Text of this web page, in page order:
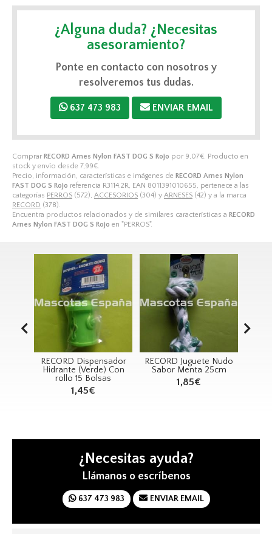
Comprar RECORD Arnes Nylon FAST DOG S Rojo por 9,07€ . Producto en
stock y envío desde 7,99€
Precio, información, características e imágenes de RECORD Arnes Nylon
FAST DOG S Rojo referencia R3114.2R, EAN 8011391010655, pertenece a las
categorías PERROS (572), ACCESORIOS (304) y ARNESES (42) y a la marca
RECORD (378).
Encuentra productos relacionados y de similares características a RECORD
Arnes Nylon FAST DOG S Rojo en "PERROS".
¿Alguna duda? ¿Necesitas
asesoramiento?
Ponte en contacto con nosotros y
resolveremos tus dudas.
637 473 983 ENVIAR EMAIL
RECORD Juguete Nudo
Sabor Menta 25cm
1,85€
RECORD Juguete Sir
Chicken
6,75€
¿Necesitas ayuda?
Llámanos o escríbenos
637 473 983 ENVIAR EMAIL